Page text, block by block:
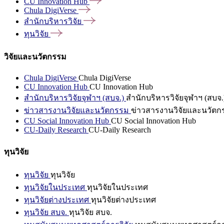
Chula DigiVerse
สำนักบริหารวิจัย
ทุนวิจัย
วิจัยและนวัตกรรม
Chula DigiVerse Chula DigiVerse
CU Innovation Hub CU Innovation Hub
สำนักบริหารวิจัยจุฬาฯ (สบจ.) สำนักบริหารวิจัยจุฬาฯ (สบจ
ข่าวสารงานวิจัยและนวัตกรรม ข่าวสารงานวิจัยและนวัตก
CU Social Innovation Hub CU Social Innovation Hub
CU-Daily Research CU-Daily Research
ทุนวิจัย
ทุนวิจัย ทุนวิจัย
ทุนวิจัยในประเทศ ทุนวิจัยในประเทศ
ทุนวิจัยต่างประเทศ ทุนวิจัยต่างประเทศ
ทุนวิจัย สบจ. ทุนวิจัย สบจ.